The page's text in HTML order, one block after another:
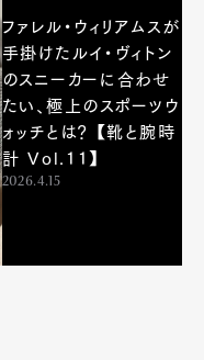
ファレル・ウィリアムスが
手掛けたルイ・ヴィトン
のスニーカーに合わせ
たい、極上のスポーツウ
ォッチとは？ 【靴と腕時
計 Vol.11】
2026.4.15